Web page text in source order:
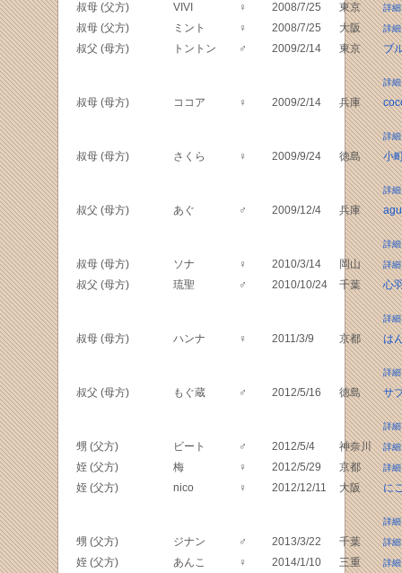
叔母 (父方) VIVI ♀ 2008/7/25 東京 詳細
叔母 (父方) ミント ♀ 2008/7/25 大阪 詳細
叔父 (母方) トントン ♂ 2009/2/14 東京 ブ
詳細
叔母 (母方) ココア ♀ 2009/2/14 兵庫
詳細
叔母 (母方) さくら ♀ 2009/9/24 徳島 小
詳細
叔父 (母方) あぐ ♂ 2009/12/4 兵庫
詳細
叔母 (母方) ソナ ♀ 2010/3/14 岡山 詳細
叔父 (母方) 琉聖 ♂ 2010/10/24 千葉 心
詳細
叔母 (母方) ハンナ ♀ 2011/3/9 京都 は
詳細
叔父 (母方) もぐ蔵 ♂ 2012/5/16 徳島 サ
詳細
甥 (父方) ビート ♂ 2012/5/4 神奈川 詳細
姪 (父方) 梅 ♀ 2012/5/29 京都 詳細
姪 (父方) nico ♀ 2012/12/11 大阪 に
詳細
甥 (父方) ジナン ♂ 2013/3/22 千葉 詳細
姪 (父方) あんこ ♀ 2014/1/10 三重 詳細